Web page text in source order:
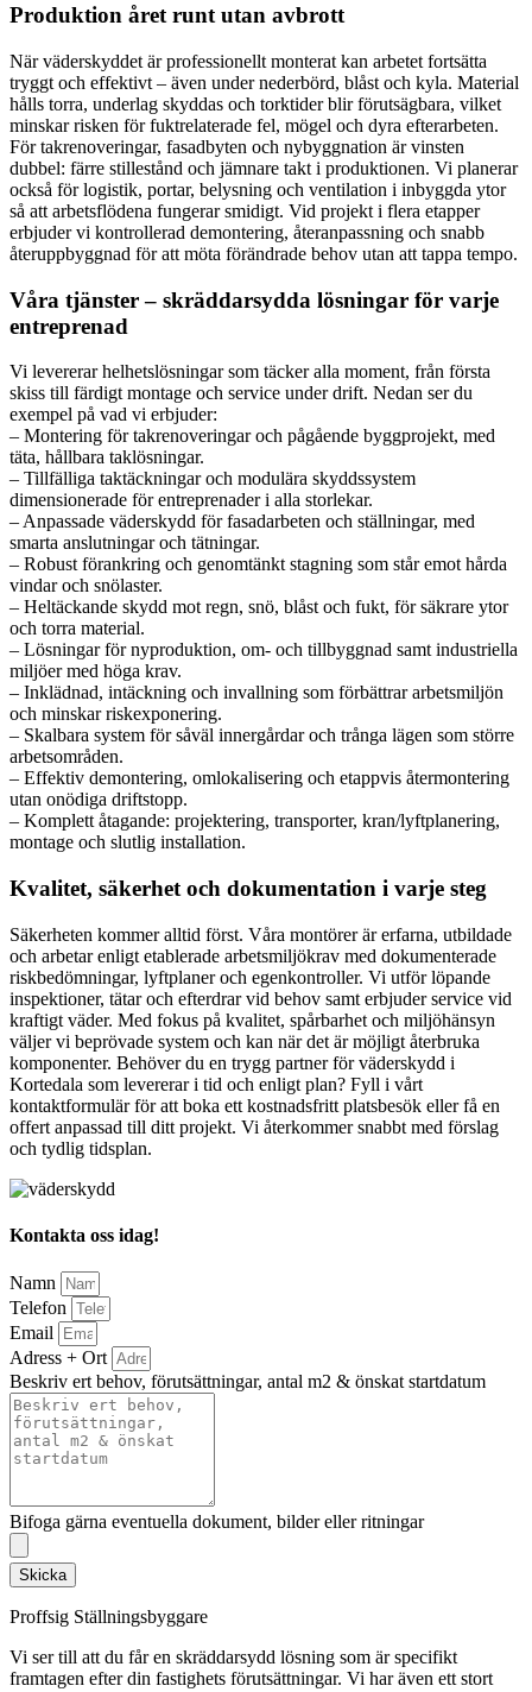
Produktion året runt utan avbrott
När väderskyddet är professionellt monterat kan arbetet fortsätta
tryggt och effektivt – även under nederbörd, blåst och kyla. Material
hålls torra, underlag skyddas och torktider blir förutsägbara, vilket
minskar risken för fuktrelaterade fel, mögel och dyra efterarbeten.
För takrenoveringar, fasadbyten och nybyggnation är vinsten
dubbel: färre stillestånd och jämnare takt i produktionen. Vi planerar
också för logistik, portar, belysning och ventilation i inbyggda ytor
så att arbetsflödena fungerar smidigt. Vid projekt i flera etapper
erbjuder vi kontrollerad demontering, återanpassning och snabb
återuppbyggnad för att möta förändrade behov utan att tappa tempo.
Våra tjänster – skräddarsydda lösningar för varje
entreprenad
Vi levererar helhetslösningar som täcker alla moment, från första
skiss till färdigt montage och service under drift. Nedan ser du
exempel på vad vi erbjuder:
– Montering för takrenoveringar och pågående byggprojekt, med
täta, hållbara taklösningar.
– Tillfälliga taktäckningar och modulära skyddssystem
dimensionerade för entreprenader i alla storlekar.
– Anpassade väderskydd för fasadarbeten och ställningar, med
smarta anslutningar och tätningar.
– Robust förankring och genomtänkt stagning som står emot hårda
vindar och snölaster.
– Heltäckande skydd mot regn, snö, blåst och fukt, för säkrare ytor
och torra material.
– Lösningar för nyproduktion, om- och tillbyggnad samt industriella
miljöer med höga krav.
– Inklädnad, intäckning och invallning som förbättrar arbetsmiljön
och minskar riskexponering.
– Skalbara system för såväl innergårdar och trånga lägen som större
arbetsområden.
– Effektiv demontering, omlokalisering och etappvis återmontering
utan onödiga driftstopp.
– Komplett åtagande: projektering, transporter, kran/lyftplanering,
montage och slutlig installation.
Kvalitet, säkerhet och dokumentation i varje steg
Säkerheten kommer alltid först. Våra montörer är erfarna, utbildade
och arbetar enligt etablerade arbetsmiljökrav med dokumenterade
riskbedömningar, lyftplaner och egenkontroller. Vi utför löpande
inspektioner, tätar och efterdrar vid behov samt erbjuder service vid
kraftigt väder. Med fokus på kvalitet, spårbarhet och miljöhänsyn
väljer vi beprövade system och kan när det är möjligt återbruka
komponenter. Behöver du en trygg partner för väderskydd i
Kortedala som levererar i tid och enligt plan? Fyll i vårt
kontaktformulär för att boka ett kostnadsfritt platsbesök eller få en
offert anpassad till ditt projekt. Vi återkommer snabbt med förslag
och tydlig tidsplan.
Kontakta oss idag!
Namn
Telefon
Email
Adress + Ort
Beskriv ert behov, förutsättningar, antal m2 & önskat startdatum
Bifoga gärna eventuella dokument, bilder eller ritningar
Skicka
Proffsig Ställningsbyggare
Vi ser till att du får en skräddarsydd lösning som är specifikt
framtagen efter din fastighets förutsättningar. Vi har även ett stort